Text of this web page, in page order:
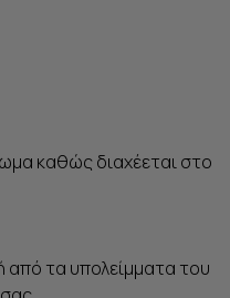
καθώς διαχέεται στο
από τα υπολείμματα του